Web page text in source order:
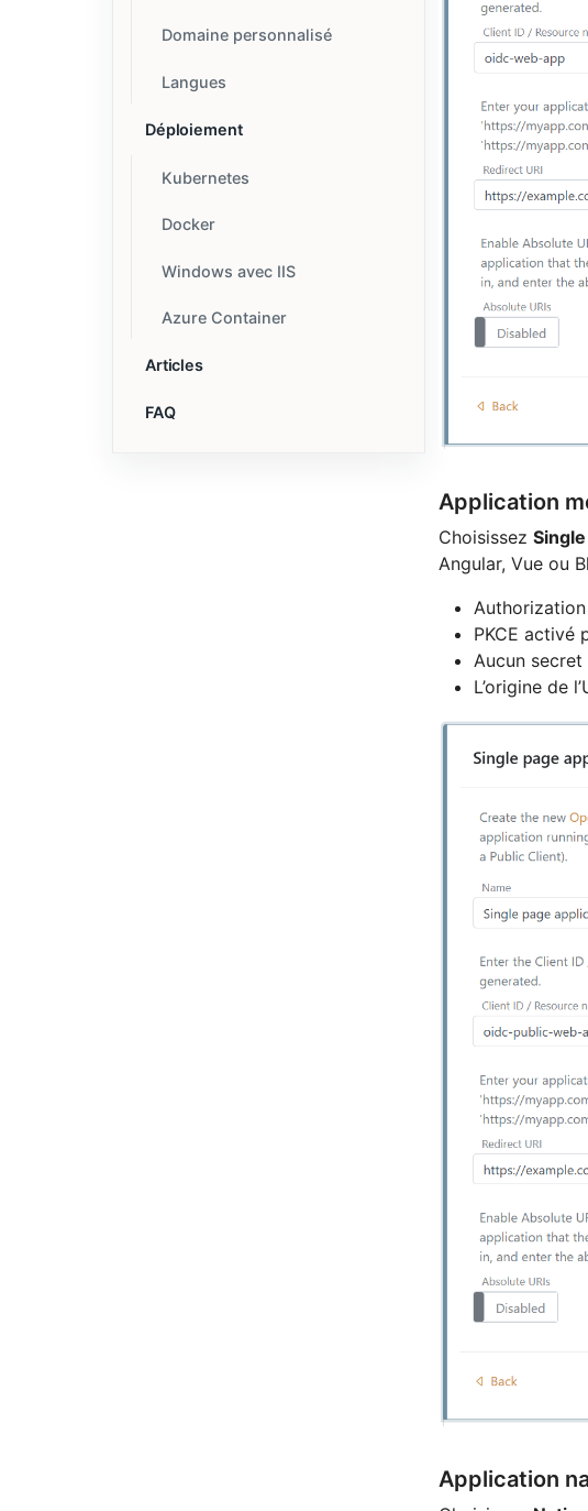
Domaine personnalisé
Langues
Déploiement
Kubernetes
Docker
Windows avec IIS
Azure Container
Articles
FAQ
Application
Choisissez
Angular, Vue ou
PKCE activé
Aucun secret
L’origine de
Application